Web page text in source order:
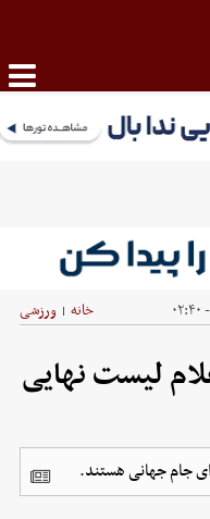
خانه | ورزشی
لیست نهایی
جام جهانی هستند.